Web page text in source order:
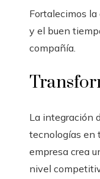
Fortalecimos
y el buen
compañía.
La integración
tecnologías en
empresa crea
nivel